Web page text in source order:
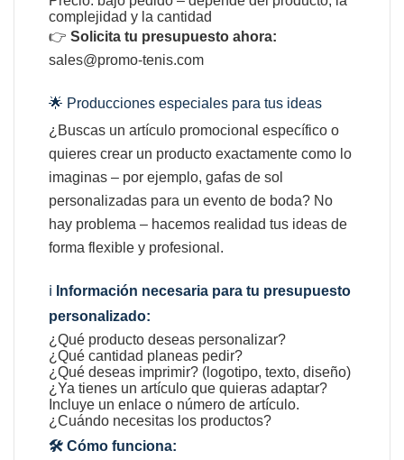
complejidad y la cantidad
👉Solicita tu presupuesto ahora:
sales@promo-tenis.com
🌟 Producciones especiales para tus ideas
¿Buscas un artículo promocional específico o
quieres crear un producto exactamente como lo
imaginas – por ejemplo, gafas de sol
personalizadas para un evento de boda? No
hay problema – hacemos realidad tus ideas de
forma flexible y profesional.
ℹ️ Información necesaria para tu presupuesto
personalizado:
¿Qué producto deseas personalizar?
¿Qué cantidad planeas pedir?
¿Qué deseas imprimir? (logotipo, texto, diseño)
¿Ya tienes un artículo que quieras adaptar?
Incluye un enlace o número de artículo.
¿Cuándo necesitas los productos?
🛠️ Cómo funciona: